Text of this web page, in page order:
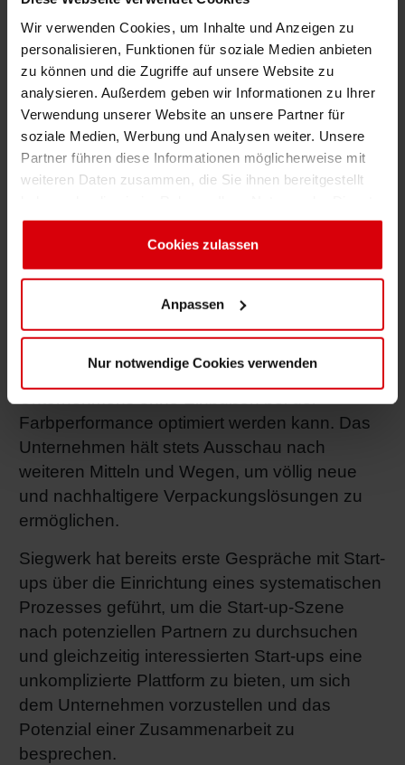
Wir verwenden Cookies, um Inhalte und Anzeigen zu
personalisieren, Funktionen für soziale Medien anbieten
zu können und die Zugriffe auf unsere Website zu
analysieren. Außerdem geben wir Informationen zu Ihrer
Verwendung unserer Website an unsere Partner für
soziale Medien, Werbung und Analysen weiter. Unsere
Partner führen diese Informationen möglicherweise mit
weiteren Daten zusammen, die Sie ihnen bereitgestellt
gesammelt haben. Sie geben Einwilligung zu unseren
Cookies, wenn Sie unsere Webseite weiterhin nutzen.
Cookies zulassen
Anpassen
Nur notwendige Cookies verwenden
benötigt. Intelligente Verpackungen, für die
intelligente Pigmente und funktionale
Beschichtungen benötigt werden, oder das
„Internet der Verpackungen“, das integrierte
digitale Tags verwendet, um mit dem
Verbraucher zu interagieren, sind nur zwei
exemplarische Bereiche für neue
Verpackungskonzepte. Gleichzeitig werden
Verpackungs- und Herstellungsverfahren für
Markeninhaber, Konverter und natürlich
Verbraucher weiterhin an Bedeutung
gewinnen. Bereits seit Jahren besteht eines
der Hauptziele von Siegwerk im Bereich FuE
ökologische Fußabdruck der Druckfarben des
Farbperformance optimiert werden kann. Das
Unternehmen hält stets Ausschau nach
weiteren Mitteln und Wegen, um völlig neue
und nachhaltigere Verpackungslösungen zu
ermöglichen.
Siegwerk hat bereits erste Gespräche mit Start-
ups über die Einrichtung eines systematischen
Prozesses geführt, um die Start-up-Szene
nach potenziellen Partnern zu durchsuchen
und gleichzeitig interessierten Start-ups eine
unkomplizierte Plattform zu bieten, um sich
dem Unternehmen vorzustellen und das
Potenzial einer Zusammenarbeit zu
besprechen.